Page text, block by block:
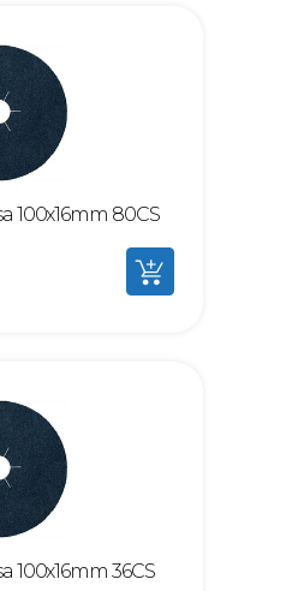
100x16mm 80CS
100x16mm 36CS